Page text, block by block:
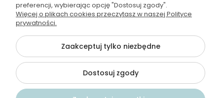
kontakt@wodamoda.pl
Moje konto
Regulamin i polityka
Płatności i dostawa
preferencji, wybierając opcję "Dostosuj zgody".
Więcej o plikach cookies przeczytasz w naszej Polityce
prywatności.
Zaakceptuj tylko niezbędne
Dostosuj zgody